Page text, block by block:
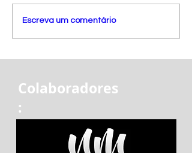
Escreva um comentário
Colaboradores
: